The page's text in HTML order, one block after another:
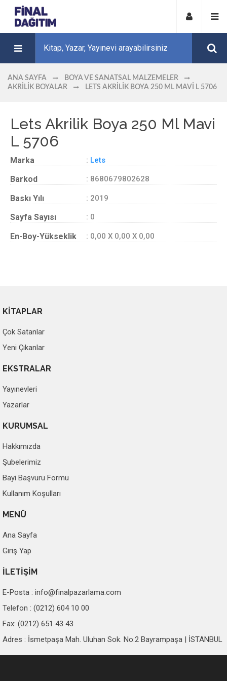
ANA SAYFA
BOYA VE SANATSAL MALZEMELER
AKRILIK BOYALAR
LETS AKRILIK BOYA 250 ML MAVI L 5706
Lets Akrilik Boya 250 Ml Mavi
L 5706
Marka : Lets
Barkod : 8680679802628
Baskı Yılı : 2019
Sayfa Sayısı : 0
En-Boy-Yükseklik : 0,00 X 0,00 X 0,00
KİTAPLAR
Çok Satanlar
Yeni Çıkanlar
EKSTRALAR
Yayınevleri
Yazarlar
KURUMSAL
Hakkımızda
Şubelerimiz
Bayi Başvuru Formu
Kullanım Koşulları
MENÜ
Ana Sayfa
Giriş Yap
İLETİŞİM
E-Posta : info@finalpazarlama.com
Telefon : (0212) 604 10 00
Fax: (0212) 651 43 43
Adres : İsmetpaşa Mah. Uluhan Sok. No:2 Bayrampaşa | İSTANBUL